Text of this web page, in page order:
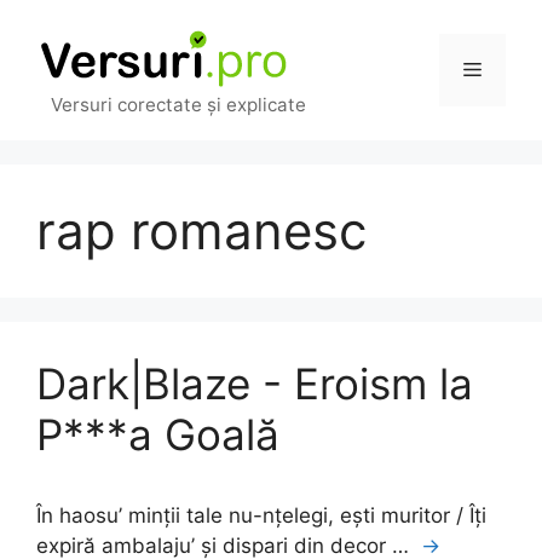
conținut
Versuri corectate și explicate
Meniu
rap romanesc
Dark|Blaze - Eroism la
P***a Goală
În haosu’ minții tale nu-nțelegi, ești muritor / Îți
expiră ambalaju’ și dispari din decor …
→